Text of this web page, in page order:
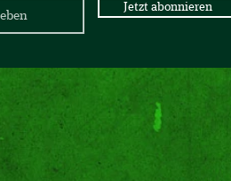
Jetzt abonnieren